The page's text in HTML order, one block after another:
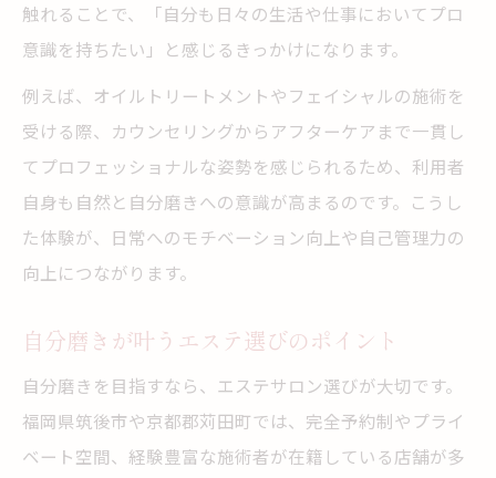
触れることで、「自分も日々の生活や仕事においてプロ
意識を持ちたい」と感じるきっかけになります。
例えば、オイルトリートメントやフェイシャルの施術を
受ける際、カウンセリングからアフターケアまで一貫し
てプロフェッショナルな姿勢を感じられるため、利用者
自身も自然と自分磨きへの意識が高まるのです。こうし
た体験が、日常へのモチベーション向上や自己管理力の
向上につながります。
自分磨きが叶うエステ選びのポイント
自分磨きを目指すなら、エステサロン選びが大切です。
福岡県筑後市や京都郡苅田町では、完全予約制やプライ
ベート空間、経験豊富な施術者が在籍している店舗が多